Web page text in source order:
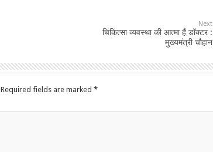
Next
चिकित्सा व्यवस्था की आत्मा हैं डॉक्टर :
मुख्यमंत्री चौहान
Required fields are marked *